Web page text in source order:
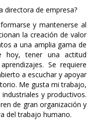
directora de empresa?
y mantenerse al
la creación de valor
a una amplia gama de
hoy, tener una actitud
Se requiere
a escuchar y apoyar
Me gusta mi trabajo,
y productivos.
de gran organización y
del trabajo humano.